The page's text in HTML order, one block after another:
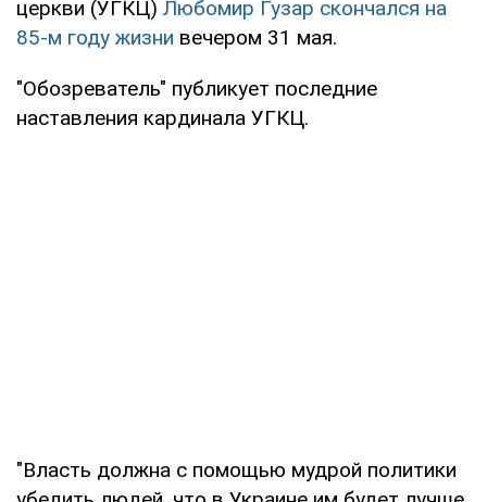
церкви (УГКЦ) Любомир Гузар скончался на
85-м году жизни вечером 31 мая.
"Обозреватель" публикует последние
наставления кардинала УГКЦ.
"Власть должна с помощью мудрой политики